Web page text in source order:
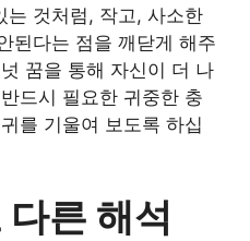
는 것처럼, 작고, 사소한
된다는 점을 깨닫게 해주
꿈을 통해 자신이 더 나
드시 필요한 귀중한 충
를 기울여 보도록 하십
른 해석